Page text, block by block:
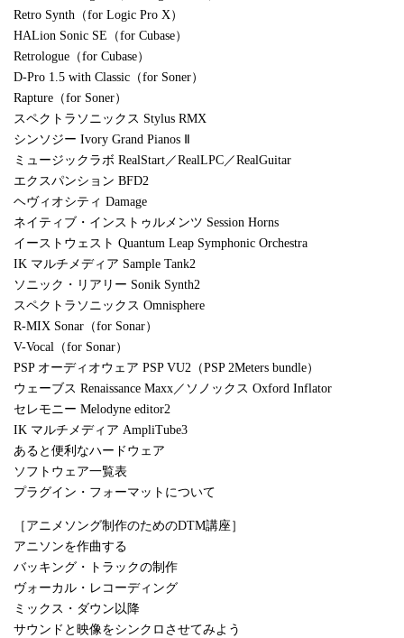
Retro Synth（for Logic Pro X）
HALion Sonic SE（for Cubase）
Retrologue（for Cubase）
D-Pro 1.5 with Classic（for Soner）
Rapture（for Soner）
スペクトラソニックス Stylus RMX
シンソジー Ivory Grand Pianos Ⅱ
ミュージックラボ RealStart／RealLPC／RealGuitar
エクスパンション BFD2
ヘヴィオシティ Damage
ネイティブ・インストゥルメンツ Session Horns
イーストウェスト Quantum Leap Symphonic Orchestra
IK マルチメディア Sample Tank2
ソニック・リアリー Sonik Synth2
スペクトラソニックス Omnisphere
R-MIX Sonar（for Sonar）
V-Vocal（for Sonar）
PSP オーディオウェア PSP VU2（PSP 2Meters bundle）
ウェーブス Renaissance Maxx／ソノックス Oxford Inflator
セレモニー Melodyne editor2
IK マルチメディア AmpliTube3
あると便利なハードウェア
ソフトウェア一覧表
プラグイン・フォーマットについて
［アニメソング制作のためのDTM講座］
アニソンを作曲する
バッキング・トラックの制作
ヴォーカル・レコーディング
ミックス・ダウン以降
サウンドと映像をシンクロさせてみよう